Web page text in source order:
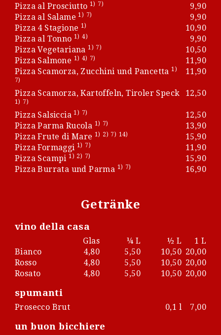
Pizza al Prosciutto 1) 7)
9,90
Pizza al Salame 1) 7)
9,90
Pizza 4 Stagione 1)
10,90
Pizza al Tonno 1) 4)
9,90
Pizza Vegetariana 1) 7)
10,50
Pizza Salmone 1) 4) 7)
11,90
Pizza Scamorza, Zucchini und Pancetta 1)
7)
11,90
Pizza Scamorza, Kartoffeln, Tiroler Speck
1) 7)
12,50
Pizza Salsiccia 1) 7)
12,50
Pizza Parma Rucola 1) 7)
13,90
Pizza Frute di Mare 1) 2) 7) 14)
15,90
Pizza Formaggi 1) 7)
11,90
Pizza Scampi 1) 2) 7)
15,90
Pizza Burrata und Parma 1) 7) 16,90
Getränke
vino della casa
Glas ¼ L ½ L
1 L
Bianco
4,80 5,50 10,50 20,00
Rosso
4,80 5,50 10,50 20,00
Rosato
4,80 5,50 10,50 20,00
spumanti
Prosecco Brut 0,1 l 7,00
un buon bicchiere